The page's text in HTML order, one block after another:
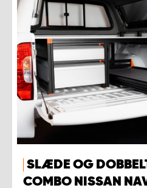
SLÆDE OG
COMBO NISSAN